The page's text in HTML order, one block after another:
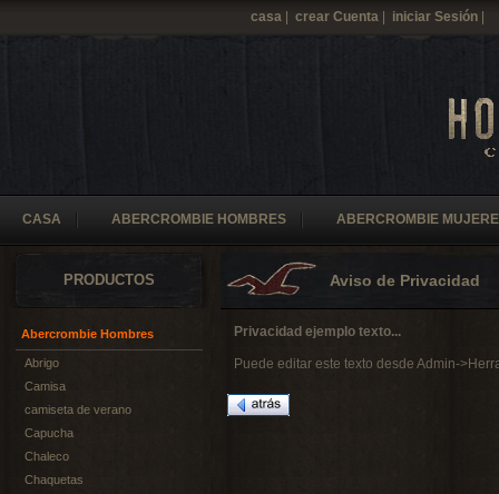
casa crear Cuenta iniciar Sesión
CASA ABERCROMBIE HOMBRES ABERCROMBIE
PRODUCTOS
Abercrombie Hombres
Abrigo
Camisa
camiseta de verano
Capucha
Chaleco
Chaquetas
Aviso de Privacidad
Privacidad ejemplo texto...
Puede editar este texto desde Admin-